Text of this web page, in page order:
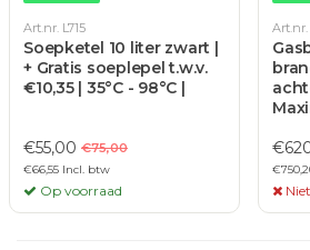
Art.nr. L715
Soepketel 10 liter zwart |
+ Gratis soeplepel t.w.v.
€10,35 | 35°C - 98°C |
€55,00 €75,00
€66,55 Incl. btw
Op voorraad
Art.nr.